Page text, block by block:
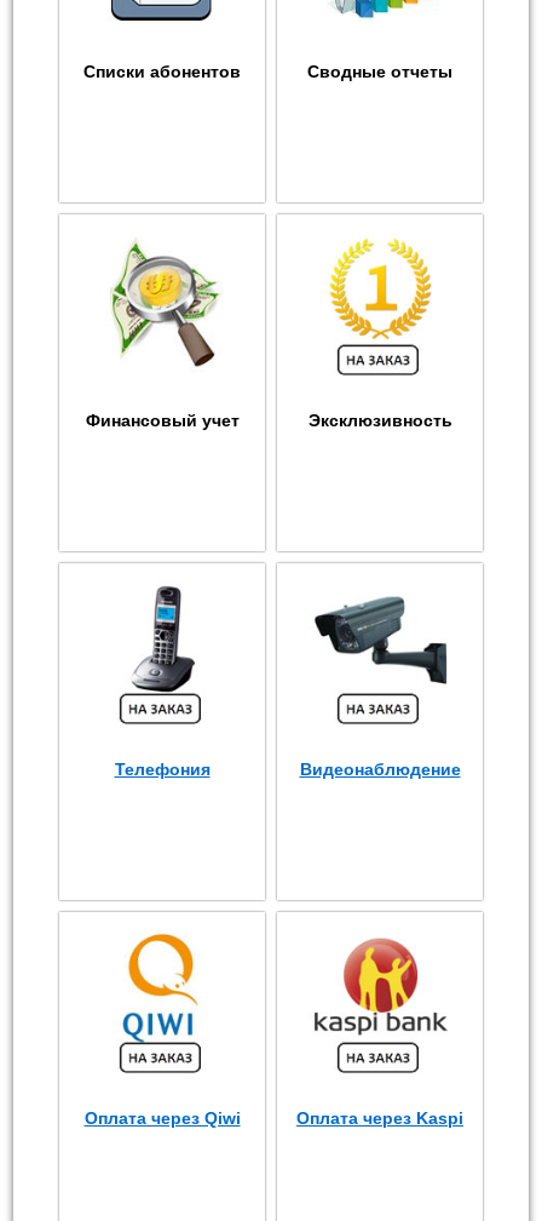
Списки абонентов Сводные отчеты
Финансовый учет Эксклюзивность
Телефония Видеонаблюдение
Оплата через Qiwi Оплата через Kaspi